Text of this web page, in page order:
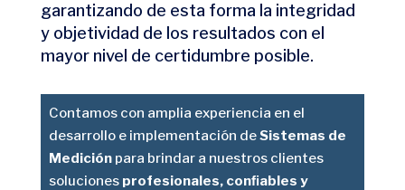
garantizando de esta forma la integridad
y objetividad de los resultados con el
mayor nivel de certidumbre posible.​
Contamos con amplia experiencia en el
desarrollo e implementación deSistemas de
Mediciónpara brindar a nuestros clientes
soluciones profesionales, conﬁables y